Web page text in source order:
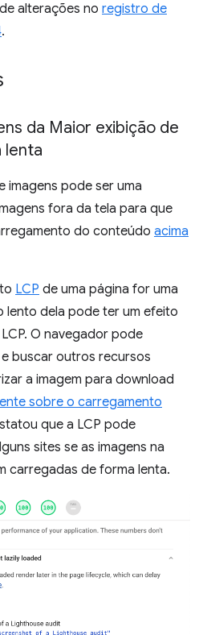
alterações no registro de
.
da Maior exibição de
lenta
imagens pode ser uma
fora da tela para que
do conteúdo acima
LCP de uma página for uma
lento dela pode ter um efeito
O navegador pode
buscar outros recursos
a imagem para download
sobre o carregamento
que a LCP pode
sites se as imagens na
carregadas de forma lenta.